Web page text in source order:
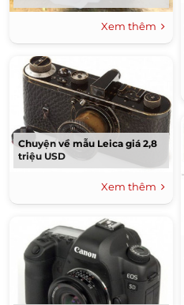
Xem thêm
Chuyện về mẫu Leica giá 2,8
triệu USD
Xem thêm